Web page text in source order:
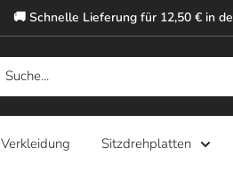
🚚 Schnelle Lieferung für 12,50 € in
Verkleidung Sitzdrehplatten